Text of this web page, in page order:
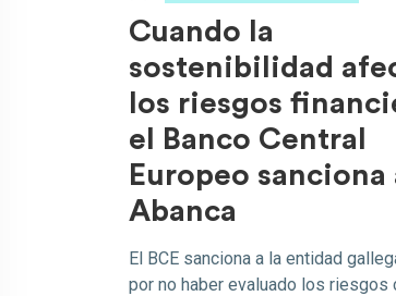
Cuando la
sostenibilidad
los riesgos
el Banco Central
Europeo sanciona
Abanca
El BCE sanciona a la entidad
por no haber evaluado los riesgos